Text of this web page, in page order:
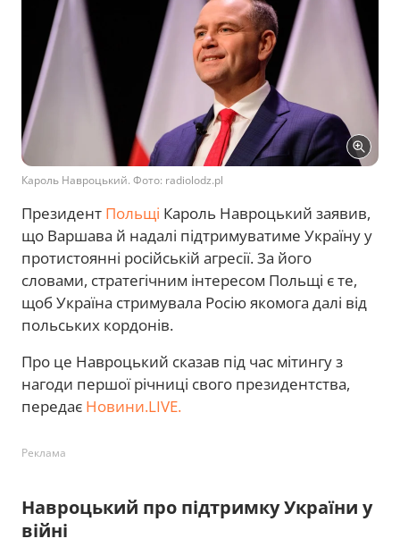
Кароль Навроцький. Фото: radiolodz.pl
Президент Польщі Кароль Навроцький заявив,
що Варшава й надалі підтримуватиме Україну у
протистоянні російській агресії. За його
словами, стратегічним інтересом Польщі є те,
щоб Україна стримувала Росію якомога далі від
польських кордонів.
Про це Навроцький сказав під час мітингу з
нагоди першої річниці свого президентства,
передає Новини.LIVE.
Реклама
Навроцький про підтримку України у
війні